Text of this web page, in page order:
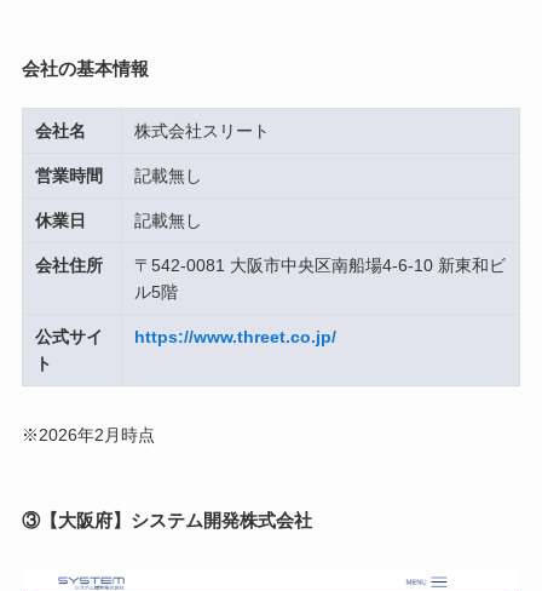
会社の基本情報
会社名 株式会社スリート
営業時間 記載無し
休業日 記載無し
会社住所
〒542-0081 大阪市中央区南船場4-6-10 新東和ビ
ル5階
公式サイ
ト
https://www.threet.co.jp/
※2026年2月時点
③【大阪府】システム開発株式会社